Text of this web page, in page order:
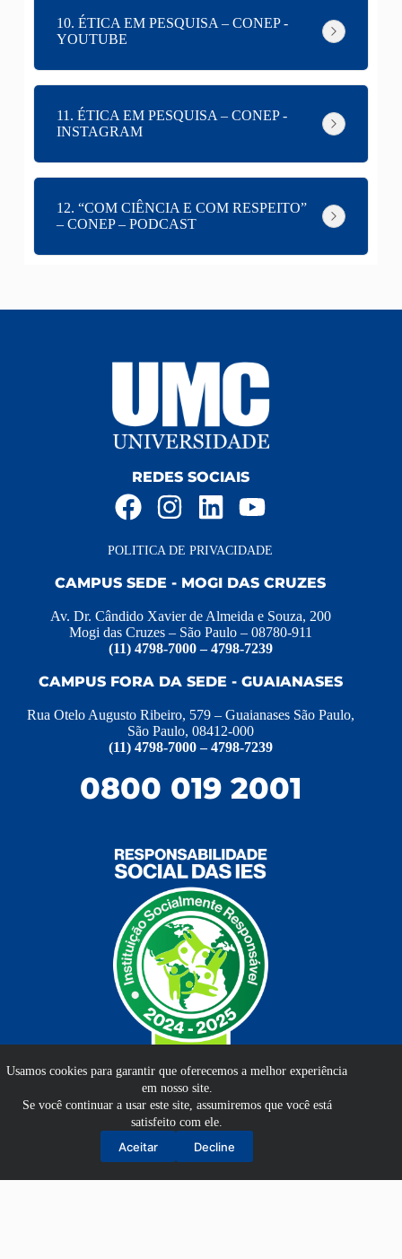
Usamos cookies para garantir que oferecemos a melhor experiência
em nosso site.
Se você continuar a usar este site, assumiremos que você está
satisfeito com ele.
Aceitar Decline
10. ÉTICA EM PESQUISA – CONEP -
YOUTUBE
11. ÉTICA EM PESQUISA – CONEP -
INSTAGRAM
12. “COM CIÊNCIA E COM RESPEITO”
– CONEP – PODCAST
REDES SOCIAIS
POLITICA DE PRIVACIDADE
CAMPUS SEDE - MOGI DAS CRUZES
Av. Dr. Cândido Xavier de Almeida e Souza, 200
Mogi das Cruzes – São Paulo – 08780-911
(11) 4798-7000 – 4798-7239
CAMPUS FORA DA SEDE - GUAIANASES
Rua Otelo Augusto Ribeiro, 579 – Guaianases São Paulo,
São Paulo, 08412-000
(11) 4798-7000 – 4798-7239
0800 019 2001
Professor